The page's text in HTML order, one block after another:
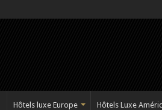
Hôtels luxe Europe Hôtels Luxe